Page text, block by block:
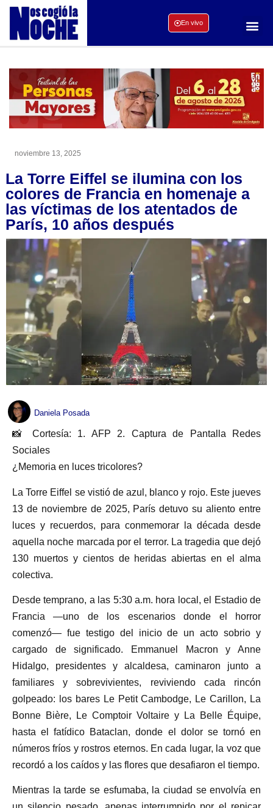
En vivo
noviembre 13, 2025
La Torre Eiffel se ilumina con los
colores de Francia en homenaje a
las víctimas de los atentados de
París, 10 años después
Daniela Posada
📸 Cortesía: 1. AFP 2. Captura de Pantalla Redes
Sociales
¿Memoria en luces tricolores?
La Torre Eiffel se vistió de azul, blanco y rojo. Este jueves
13 de noviembre de 2025, París detuvo su aliento entre
luces y recuerdos, para conmemorar la década desde
aquella noche marcada por el terror. La tragedia que dejó
130 muertos y cientos de heridas abiertas en el alma
colectiva.
Desde temprano, a las 5:30 a.m. hora local, el Estadio de
Francia —uno de los escenarios donde el horror
comenzó— fue testigo del inicio de un acto sobrio y
cargado de significado. Emmanuel Macron y Anne
Hidalgo, presidentes y alcaldesa, caminaron junto a
familiares y sobrevivientes, reviviendo cada rincón
golpeado: los bares Le Petit Cambodge, Le Carillon, La
Bonne Bière, Le Comptoir Voltaire y La Belle Équipe,
hasta el fatídico Bataclan, donde el dolor se tornó en
números fríos y rostros eternos. En cada lugar, la voz que
recordó a los caídos y las flores que desafiaron el tiempo.
Mientras la tarde se esfumaba, la ciudad se envolvía en